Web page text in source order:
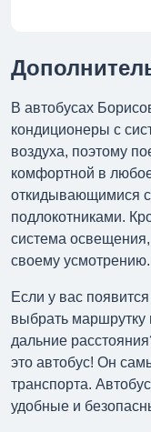
В автобусах
кондиционеры с
воздуха, поэтому
комфортной в
откидывающимися
подлокотниками.
система
своему усмотрению.
Если у вас
выбрать маршрутку
дальние
это автобус! Он
транспорта.
удобные и